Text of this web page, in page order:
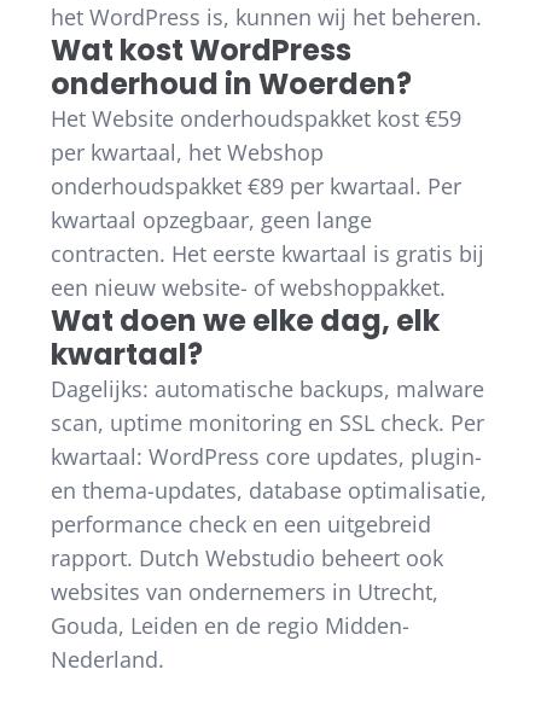
het WordPress is, kunnen wij het beheren.
Wat kost WordPress
onderhoud in Woerden?
Het Website onderhoudspakket kost €59
per kwartaal, het Webshop
onderhoudspakket €89 per kwartaal. Per
kwartaal opzegbaar, geen lange
contracten. Het eerste kwartaal is gratis bij
een nieuw website- of webshoppakket.
Wat doen we elke dag, elk
kwartaal?
Dagelijks: automatische backups, malware
scan, uptime monitoring en SSL check. Per
kwartaal: WordPress core updates, plugin-
en thema-updates, database optimalisatie,
performance check en een uitgebreid
rapport. Dutch Webstudio beheert ook
websites van ondernemers in Utrecht,
Gouda, Leiden en de regio Midden-
Nederland.